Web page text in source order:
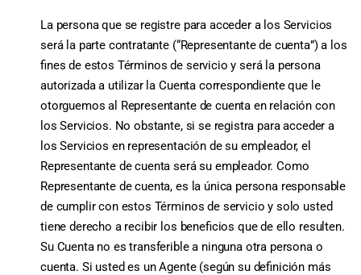
La persona que se registre para acceder a los Servicios
será la parte contratante (“Representante de cuenta”) a los
fines de estos Términos de servicio y será la persona
autorizada a utilizar la Cuenta correspondiente que le
otorguemos al Representante de cuenta en relación con
los Servicios. No obstante, si se registra para acceder a
los Servicios en representación de su empleador, el
Representante de cuenta será su empleador. Como
Representante de cuenta, es la única persona responsable
de cumplir con estos Términos de servicio y solo usted
tiene derecho a recibir los beneficios que de ello resulten.
Su Cuenta no es transferible a ninguna otra persona o
cuenta. Si usted es un Agente (según su definición más